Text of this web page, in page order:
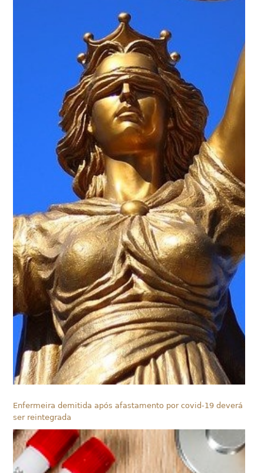
Enfermeira demitida após afastamento por covid-19 deverá
ser reintegrada